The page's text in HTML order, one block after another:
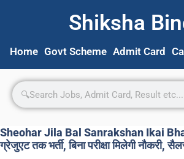
Shiksha
Home Govt Scheme Admit Card
Sheohar Jila Bal Sanrakshan Ikai
ग्रेजुएट तक भर्ती, बिना परीक्षा मिलेगी नौकरी,